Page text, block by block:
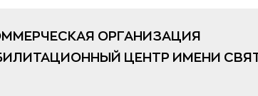
ОРГАНИЗАЦИЯ
ЦЕНТР ИМЕНИ